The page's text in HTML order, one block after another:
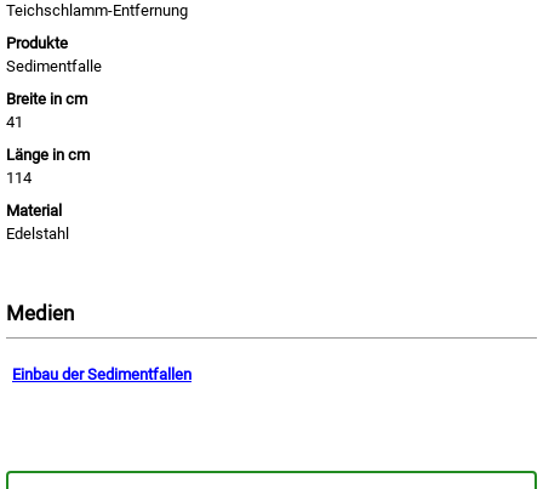
Teichschlamm-Entfernung
Produkte
Sedimentfalle
Breite in cm
41
Länge in cm
114
Material
Edelstahl
Medien
Einbau der Sedimentfallen